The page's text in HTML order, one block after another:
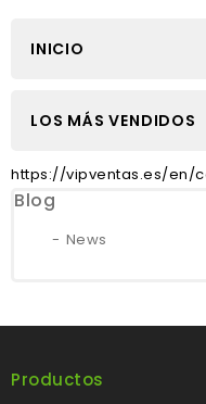
INICIO
LOS MÁS VENDIDOS
https://vipventas.es/en/
Blog
News
Productos